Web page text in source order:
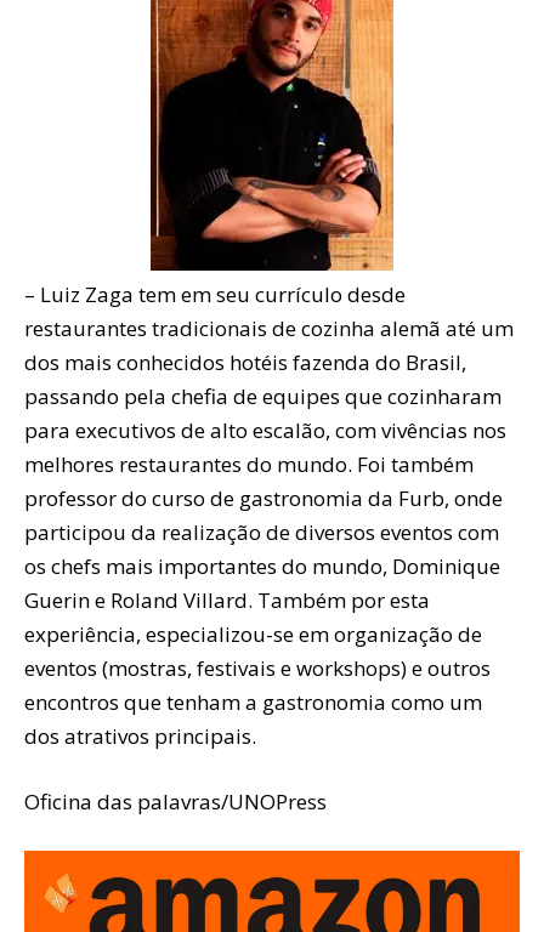
– Luiz Zaga tem em seu currículo desde
restaurantes tradicionais de cozinha alemã até um
dos mais conhecidos hotéis fazenda do Brasil,
passando pela chefia de equipes que cozinharam
para executivos de alto escalão, com vivências nos
melhores restaurantes do mundo. Foi também
professor do curso de gastronomia da Furb, onde
participou da realização de diversos eventos com
os chefs mais importantes do mundo, Dominique
Guerin e Roland Villard. Também por esta
experiência, especializou-se em organização de
eventos (mostras, festivais e workshops) e outros
encontros que tenham a gastronomia como um
dos atrativos principais.
Oficina das palavras/UNOPress